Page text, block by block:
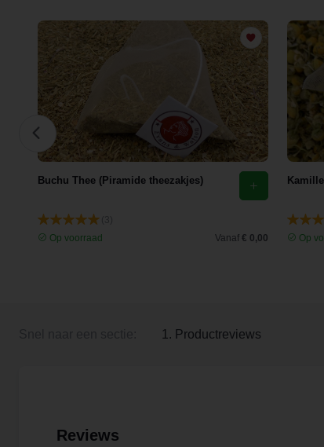
Buchu Thee (Piramide theezakjes)
Op voorraad
Vanaf € 0,00
Op
1. Productreviews
Reviews